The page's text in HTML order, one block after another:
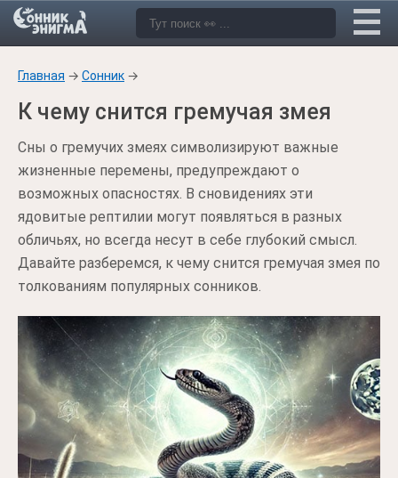
Главная → Сонник →
К чему снится гремучая змея
Сны о гремучих змеях символизируют важные
жизненные перемены, предупреждают о
возможных опасностях. В сновидениях эти
ядовитые рептилии могут появляться в разных
обличьях, но всегда несут в себе глубокий смысл.
Давайте разберемся, к чему снится гремучая змея по
толкованиям популярных сонников.